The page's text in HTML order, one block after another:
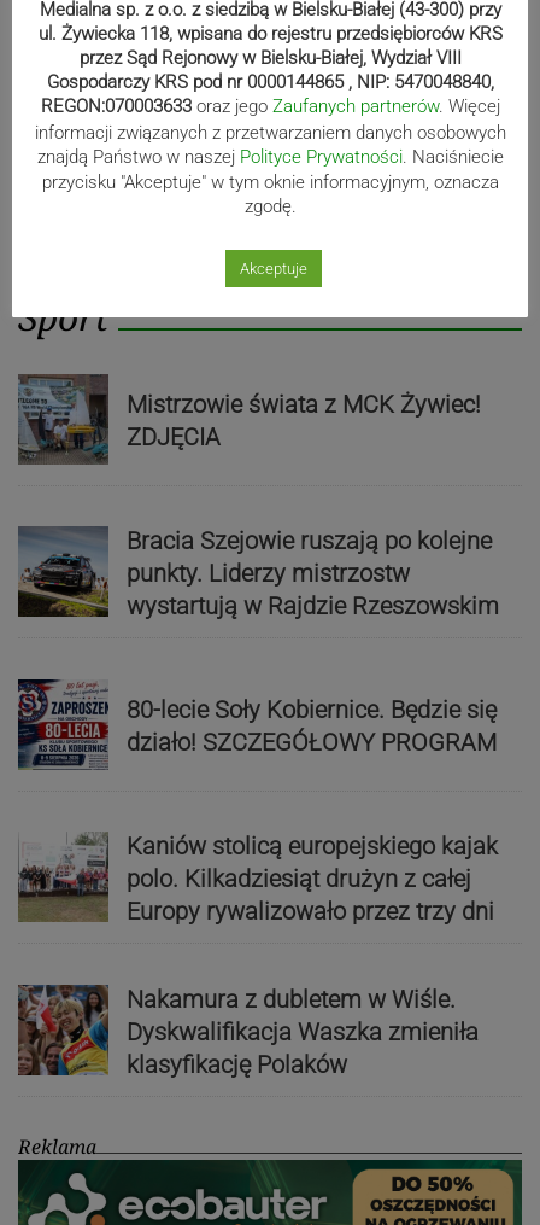
Sport
Mistrzowie świata z MCK Żywiec!
ZDJĘCIA
Bracia Szejowie ruszają po kolejne
punkty. Liderzy mistrzostw
wystartują w Rajdzie Rzeszowskim
80-lecie Soły Kobiernice. Będzie się
działo! SZCZEGÓŁOWY PROGRAM
Kaniów stolicą europejskiego kajak
polo. Kilkadziesiąt drużyn z całej
Europy rywalizowało przez trzy dni
Nakamura z dubletem w Wiśle.
Dyskwalifikacja Waszka zmieniła
klasyfikację Polaków
Reklama
Medialna sp. z o.o. z siedzibą w Bielsku-Białej (43-300) przy
ul. Żywiecka 118, wpisana do rejestru przedsiębiorców KRS
przez Sąd Rejonowy w Bielsku-Białej, Wydział VIII
Gospodarczy KRS pod nr 0000144865 , NIP: 5470048840,
REGON:070003633 oraz jego Zaufanych partnerów. Więcej
informacji związanych z przetwarzaniem danych osobowych
znajdą Państwo w naszej Polityce Prywatności. Naciśniecie
przycisku "Akceptuje" w tym oknie informacyjnym, oznacza
zgodę.
Akceptuje